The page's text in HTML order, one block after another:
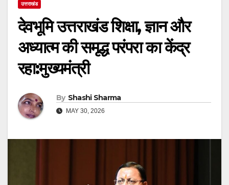
उत्तराखंड
देवभूमि उत्तराखंड शिक्षा, ज्ञान और
अध्यात्म की समृद्ध परंपरा का केंद्र
रहा:मुख्यमंत्री
By Shashi Sharma
MAY 30, 2026